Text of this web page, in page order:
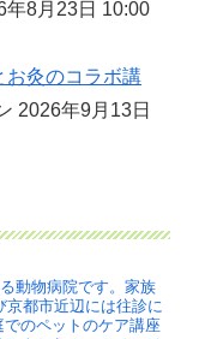
年8月23日 10:00
お灸のコラボ講
2026年9月13日
動物病院です。家族
京都市近辺には往診に
のペットのケア講座